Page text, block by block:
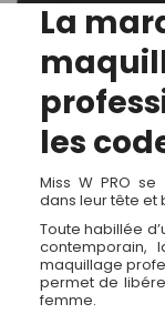
La
les
Miss W PRO
dans leur tête et
Toute habillée
contemporain,
maquillage
permet de
femme.